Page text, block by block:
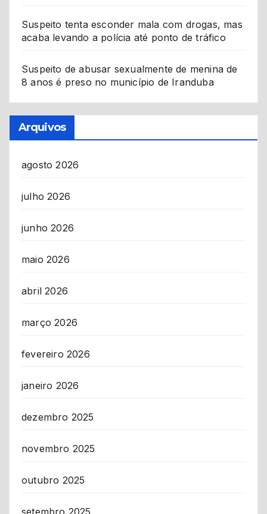
Suspeito tenta esconder mala com drogas, mas
acaba levando a polícia até ponto de tráfico
Suspeito de abusar sexualmente de menina de
8 anos é preso no município de Iranduba
Arquivos
agosto 2026
julho 2026
junho 2026
maio 2026
abril 2026
março 2026
fevereiro 2026
janeiro 2026
dezembro 2025
novembro 2025
outubro 2025